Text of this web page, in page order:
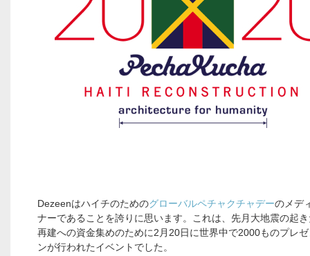
Dezeenはハイチのためのグローバルペチャクチャデーのメデ
ナーであることを誇りに思います。これは、先月大地震の起
再建への資金集めのために2月20日に世界中で2000ものプレ
ンが行われたイベントでした。